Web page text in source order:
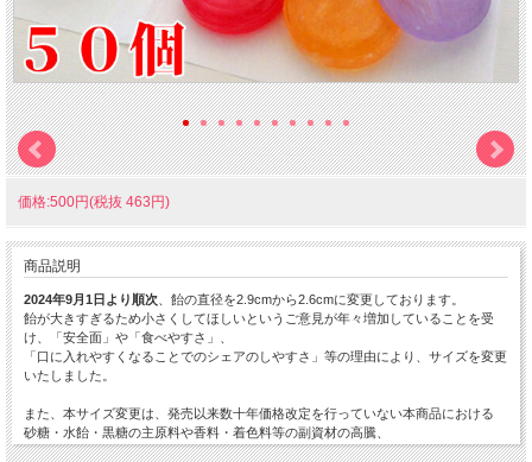
価格:500円(税抜 463円)
商品説明
2024年9月1日より順次 、飴の直径を2.9cmから2.6cmに変更しております。
飴が大きすぎるため小さくしてほしいというご意見が年々増加していることを受
け、「安全面」や「食べやすさ」、
「口に入れやすくなることでのシェアのしやすさ」等の理由により、サイズを変更
いたしました。
また、本サイズ変更は、発売以来数十年価格改定を行っていない本商品における
砂糖・水飴・黒糖の主原料や香料・着色料等の副資材の高騰、
電気・ガスのエネルギーコストの上昇、物流費や労務費などの諸経費の増加に対応